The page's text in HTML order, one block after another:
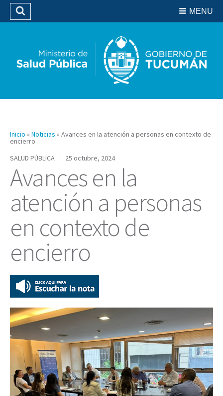
Biblioteca
MENU
Buscar
Inicio » Noticias » Avances en la atención a personas en contexto de
encierro
SALUD PÚBLICA
25 octubre, 2024
Avances en la
atención a personas
en contexto de
encierro